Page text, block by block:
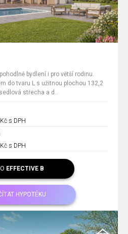
bydlení i pro větší rodinu.
do tvaru L s užitnou plochou 132,2
střecha a d..
Kč s DPH
Kč s DPH
EFFECTIVE B
HYPOTÉKU